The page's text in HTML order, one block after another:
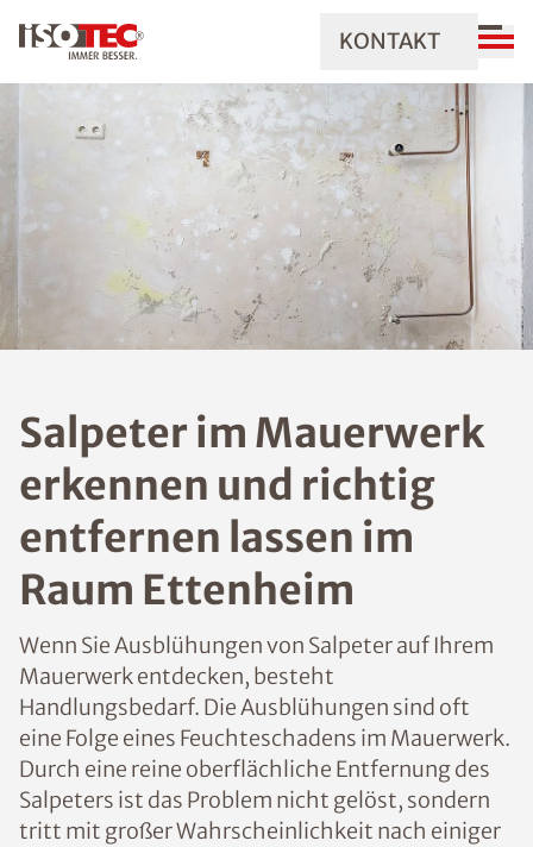
KONTAKT
Salpeter im Mauerwerk
erkennen und richtig
entfernen lassen im
Raum Ettenheim
Wenn Sie Ausblühungen von Salpeter auf Ihrem
Mauerwerk entdecken, besteht
Handlungsbedarf. Die Ausblühungen sind oft
eine Folge eines Feuchteschadens im Mauerwerk.
Durch eine reine oberflächliche Entfernung des
Salpeters ist das Problem nicht gelöst, sondern
tritt mit großer Wahrscheinlichkeit nach einiger